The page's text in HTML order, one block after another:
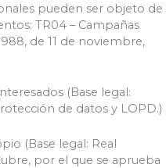
pueden ser objeto de
TR04 – Campañas
de 11 de noviembre,
(Base legal:
de datos y LOPD.)
(Base legal: Real
por el que se aprueba